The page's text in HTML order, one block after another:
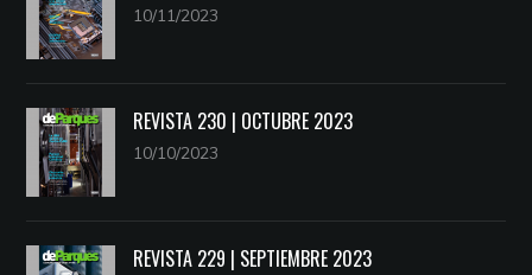
10/11/2023
REVISTA 230 | OCTUBRE 2023
10/10/2023
REVISTA 229 | SEPTIEMBRE 2023